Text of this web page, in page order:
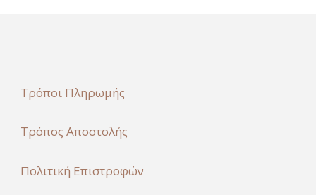
Τρόποι Πληρωμής
Τρόπος Αποστολής
Πολιτική Επιστροφών